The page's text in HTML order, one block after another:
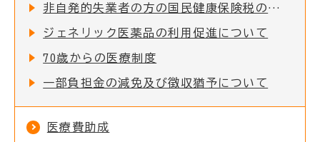
非自発的失業者の方の国民健康保険税の軽減について
ジェネリック医薬品の利用促進について
70歳からの医療制度
一部負担金の減免及び徴収猶予について
医療費助成